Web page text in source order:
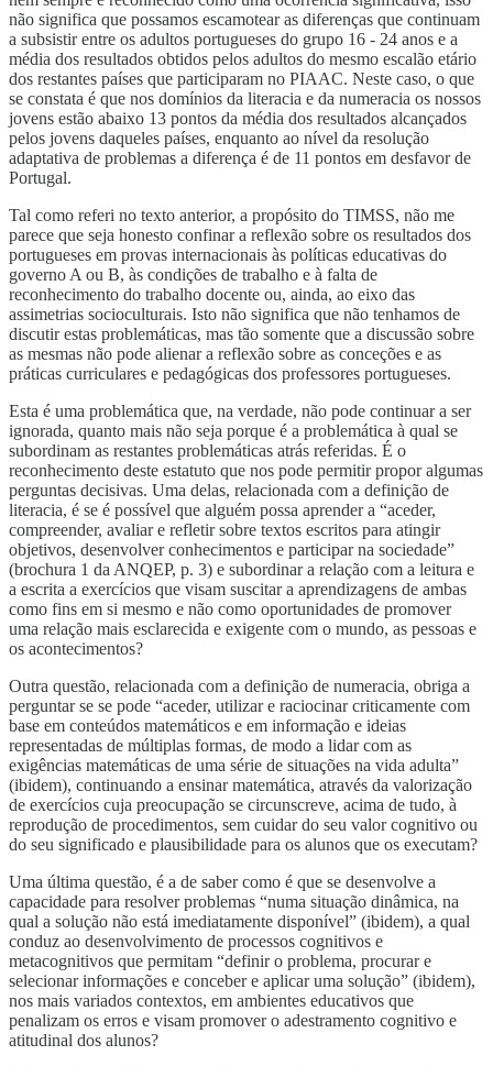
não significa que possamos escamotear as diferenças que continuam
a subsistir entre os adultos portugueses do grupo 16 - 24 anos e a
média dos resultados obtidos pelos adultos do mesmo escalão etário
dos restantes países que participaram no PIAAC. Neste caso, o que
se constata é que nos domínios da literacia e da numeracia os nossos
jovens estão abaixo 13 pontos da média dos resultados alcançados
pelos jovens daqueles países, enquanto ao nível da resolução
adaptativa de problemas a diferença é de 11 pontos em desfavor de
Portugal.
Tal como referi no texto anterior, a propósito do TIMSS, não me
parece que seja honesto confinar a reflexão sobre os resultados dos
portugueses em provas internacionais às políticas educativas do
governo A ou B, às condições de trabalho e à falta de
reconhecimento do trabalho docente ou, ainda, ao eixo das
assimetrias socioculturais. Isto não significa que não tenhamos de
discutir estas problemáticas, mas tão somente que a discussão sobre
as mesmas não pode alienar a reflexão sobre as conceções e as
práticas curriculares e pedagógicas dos professores portugueses.
Esta é uma problemática que, na verdade, não pode continuar a ser
ignorada, quanto mais não seja porque é a problemática à qual se
subordinam as restantes problemáticas atrás referidas. É o
reconhecimento deste estatuto que nos pode permitir propor algumas
perguntas decisivas. Uma delas, relacionada com a definição de
literacia, é se é possível que alguém possa aprender a “aceder,
compreender, avaliar e refletir sobre textos escritos para atingir
objetivos, desenvolver conhecimentos e participar na sociedade”
(brochura 1 da ANQEP, p. 3) e subordinar a relação com a leitura e
a escrita a exercícios que visam suscitar a aprendizagens de ambas
como fins em si mesmo e não como oportunidades de promover
uma relação mais esclarecida e exigente com o mundo, as pessoas e
os acontecimentos?
Outra questão, relacionada com a definição de numeracia, obriga a
perguntar se se pode “aceder, utilizar e raciocinar criticamente com
base em conteúdos matemáticos e em informação e ideias
representadas de múltiplas formas, de modo a lidar com as
exigências matemáticas de uma série de situações na vida adulta”
(ibidem), continuando a ensinar matemática, através da valorização
de exercícios cuja preocupação se circunscreve, acima de tudo, à
reprodução de procedimentos, sem cuidar do seu valor cognitivo ou
do seu significado e plausibilidade para os alunos que os executam?
Uma última questão, é a de saber como é que se desenvolve a
capacidade para resolver problemas “numa situação dinâmica, na
qual a solução não está imediatamente disponível” (ibidem), a qual
conduz ao desenvolvimento de processos cognitivos e
metacognitivos que permitam “definir o problema, procurar e
selecionar informações e conceber e aplicar uma solução” (ibidem),
nos mais variados contextos, em ambientes educativos que
penalizam os erros e visam promover o adestramento cognitivo e
atitudinal dos alunos?